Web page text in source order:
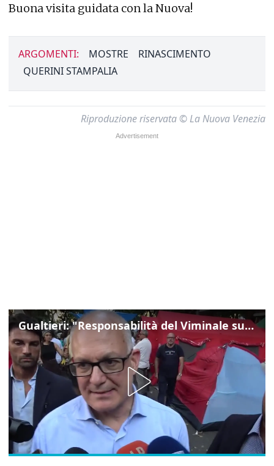
Buona visita guidata con la Nuova!
ARGOMENTI: MOSTRE
RINASCIMENTO
QUERINI STAMPALIA
Riproduzione riservata © La Nuova Venezia
Gualtieri: "Responsabilità del Viminale su Spin Time? La posizione dei partiti è nota"